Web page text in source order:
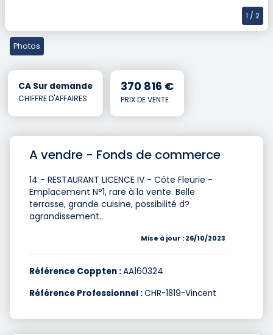
1 / 2
Photos
CA Sur demande
CHIFFRE D'AFFAIRES
370 816 €
PRIX DE VENTE
A vendre - Fonds de commerce
14 - RESTAURANT LICENCE IV - Côte Fleurie -
Emplacement N°1, rare à la vente. Belle
terrasse, grande cuisine, possibilité d?
agrandissement..
Mise à jour : 26/10/2023
Référence Coppten :AA160324
Référence Professionnel :CHR-1819-Vincent